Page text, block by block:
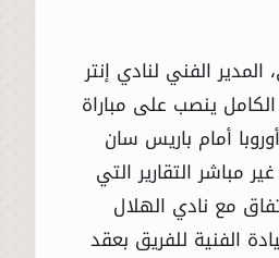
الفني لنادي إنتر
الكامل ينصب على مباراة
أمام باريس سان
مباشر التقارير التي
مع نادي الهلال
الفنية للفريق بعقد